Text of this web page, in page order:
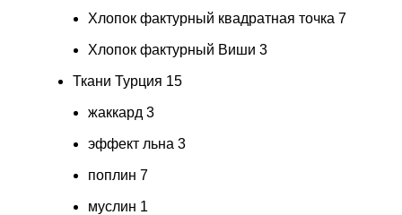
Хлопок фактурный квадратная точка 7
Хлопок фактурный Виши 3
Ткани Турция 15
жаккард 3
эффект льна 3
поплин 7
муслин 1